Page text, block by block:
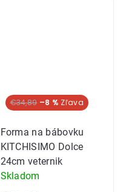
€34,89 –8 %
Forma na bábovku
KITCHISIMO Dolce
24cm veternik
Skladom